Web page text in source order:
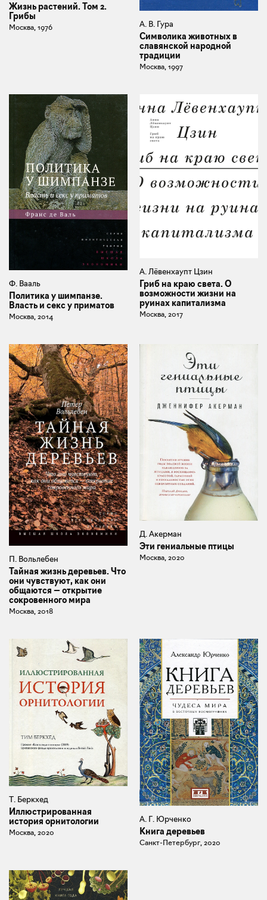
Жизнь растений. Том 2.
Грибы
Москва, 1976 А. В. Гура
Символика животных в
славянской народной
традиции
Москва, 1997
Ф. Вааль
Политика у шимпанзе.
Власть и секс у приматов
Москва, 2014
А. Лёвенхаупт Цзин
Гриб на краю света. О
возможности жизни на
руинах капитализма
Москва, 2017
П. Вольлебен
Тайная жизнь деревьев. Что
они чувствуют, как они
общаются — открытие
сокровенного мира
Москва, 2018
Д. Акерман
Эти гениальные птицы
Москва, 2020
Т. Беркхед
Иллюстрированная
история орнитологии
Москва, 2020
А. Г. Юрченко
Книга деревьев
Санкт-Петербург, 2020